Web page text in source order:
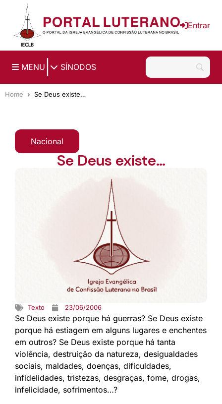
Ir para o conteúdo principal
Entrar
MENU SÍNODOS
Home Se Deus existe…
Nacional
Se Deus existe…
Texto 23/06/2006
Se Deus existe porque há guerras? Se Deus existe
porque há estiagem em alguns lugares e enchentes
em outros? Se Deus existe porque há tanta
violência, destruição da natureza, desigualdades
sociais, maldades, doenças, dificuldades,
infidelidades, tristezas, desgraças, fome, drogas,
infelicidade, sofrimentos…?